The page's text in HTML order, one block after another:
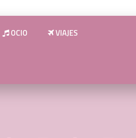
OCIO VIAJES